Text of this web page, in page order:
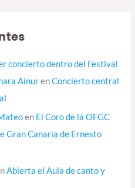
concierto dentro del Festival
AinurenConcierto central
en El Coro de la OFGC
Gran Canaria de Ernesto
Abierta el Aula de canto y